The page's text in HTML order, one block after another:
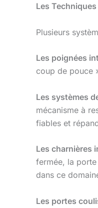
Les
Plusieurs
Les poignées
coup de pouce
Les systèmes
mécanisme à
fiables et
Les charnières
fermée, la
dans ce
Les portes